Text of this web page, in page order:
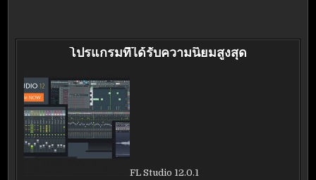
โปรแกรมที่ได้รับความนิยมสูงสุด
FL Studio 12.0.1